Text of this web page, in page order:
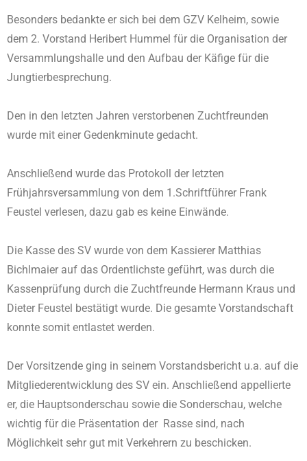
Besonders bedankte er sich bei dem GZV Kelheim, sowie
dem 2. Vorstand Heribert Hummel für die Organisation der
Versammlungshalle und den Aufbau der Käfige für die
Jungtierbesprechung.
Den in den letzten Jahren verstorbenen Zuchtfreunden
wurde mit einer Gedenkminute gedacht.
Anschließend wurde das Protokoll der letzten
Frühjahrsversammlung von dem 1.Schriftführer Frank
Feustel verlesen, dazu gab es keine Einwände.
Die Kasse des SV wurde von dem Kassierer Matthias
Bichlmaier auf das Ordentlichste geführt, was durch die
Kassenprüfung durch die Zuchtfreunde Hermann Kraus und
Dieter Feustel bestätigt wurde. Die gesamte Vorstandschaft
konnte somit entlastet werden.
Der Vorsitzende ging in seinem Vorstandsbericht u.a. auf die
Mitgliederentwicklung des SV ein. Anschließend appellierte
er, die Hauptsonderschau sowie die Sonderschau, welche
wichtig für die Präsentation der Rasse sind, nach
Möglichkeit sehr gut mit Verkehrern zu beschicken.